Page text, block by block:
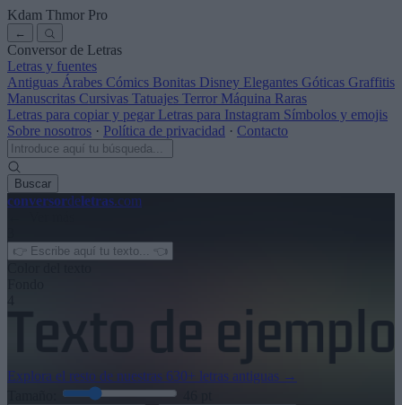
Kdam Thmor Pro
←
Conversor de Letras
Letras y fuentes
Antiguas Árabes Cómics Bonitas Disney Elegantes Góticas Graffitis
Manuscritas Cursivas Tatuajes Terror Máquina Raras
Letras para copiar y pegar Letras para Instagram Símbolos y emojis
Sobre nosotros · Política de privacidad · Contacto
Buscar
conversordeletras.com
Explora el resto de nuestras 630+ letras antiguas →